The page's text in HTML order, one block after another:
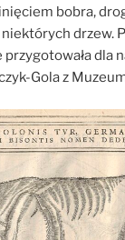
bobra,
drzew.
dla
Gola z